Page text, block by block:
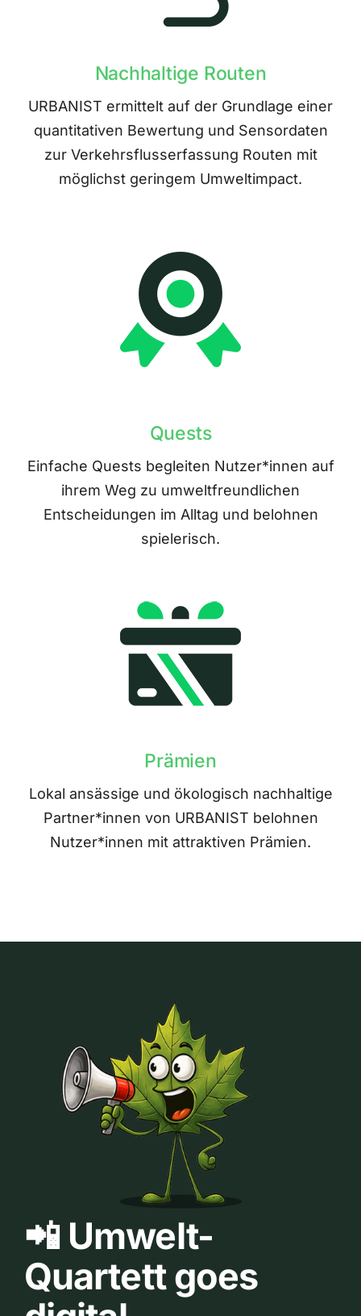
Nachhaltige Routen
URBANIST ermittelt auf der Grundlage einer
quantitativen Bewertung und Sensordaten
zur Verkehrsflusserfassung Routen mit
möglichst geringem Umweltimpact.
Quests
Einfache Quests begleiten Nutzer*innen auf
ihrem Weg zu umweltfreundlichen
Entscheidungen im Alltag und belohnen
spielerisch.
Prämien
Lokal ansässige und ökologisch nachhaltige
Partner*innen von URBANIST belohnen
Nutzer*innen mit attraktiven Prämien.
📲 Umwelt-
Quartett goes